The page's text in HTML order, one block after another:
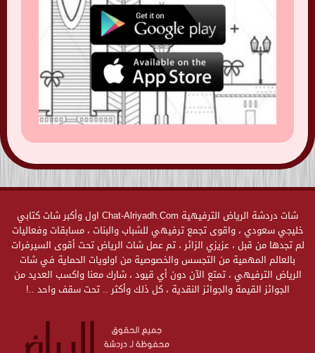
شات دردشة الرياض الترفيهية Chat-Alriyadh.Com اول وأكبر شات كتابي
خليجي سعودي ، واقوى تجمع ترفيهي للشباب والبنات ، مسابقات وفعاليات
لم تجدها من قبل ، عزيزي الزائر ، تم عمل شات الرياض تحت أقوى السيرفرات
بالعالم المهمية من التجسس والخصوصية من اولويات الحماية في شات
الرياض الترفيهي ، تمتع الآن دون أي قيود ، شارك معنا واكسب العديد من
الجوائز القيمة والجوائز النقدية ، كل ذلك وأكثر .. تحت سقف واحد ..!